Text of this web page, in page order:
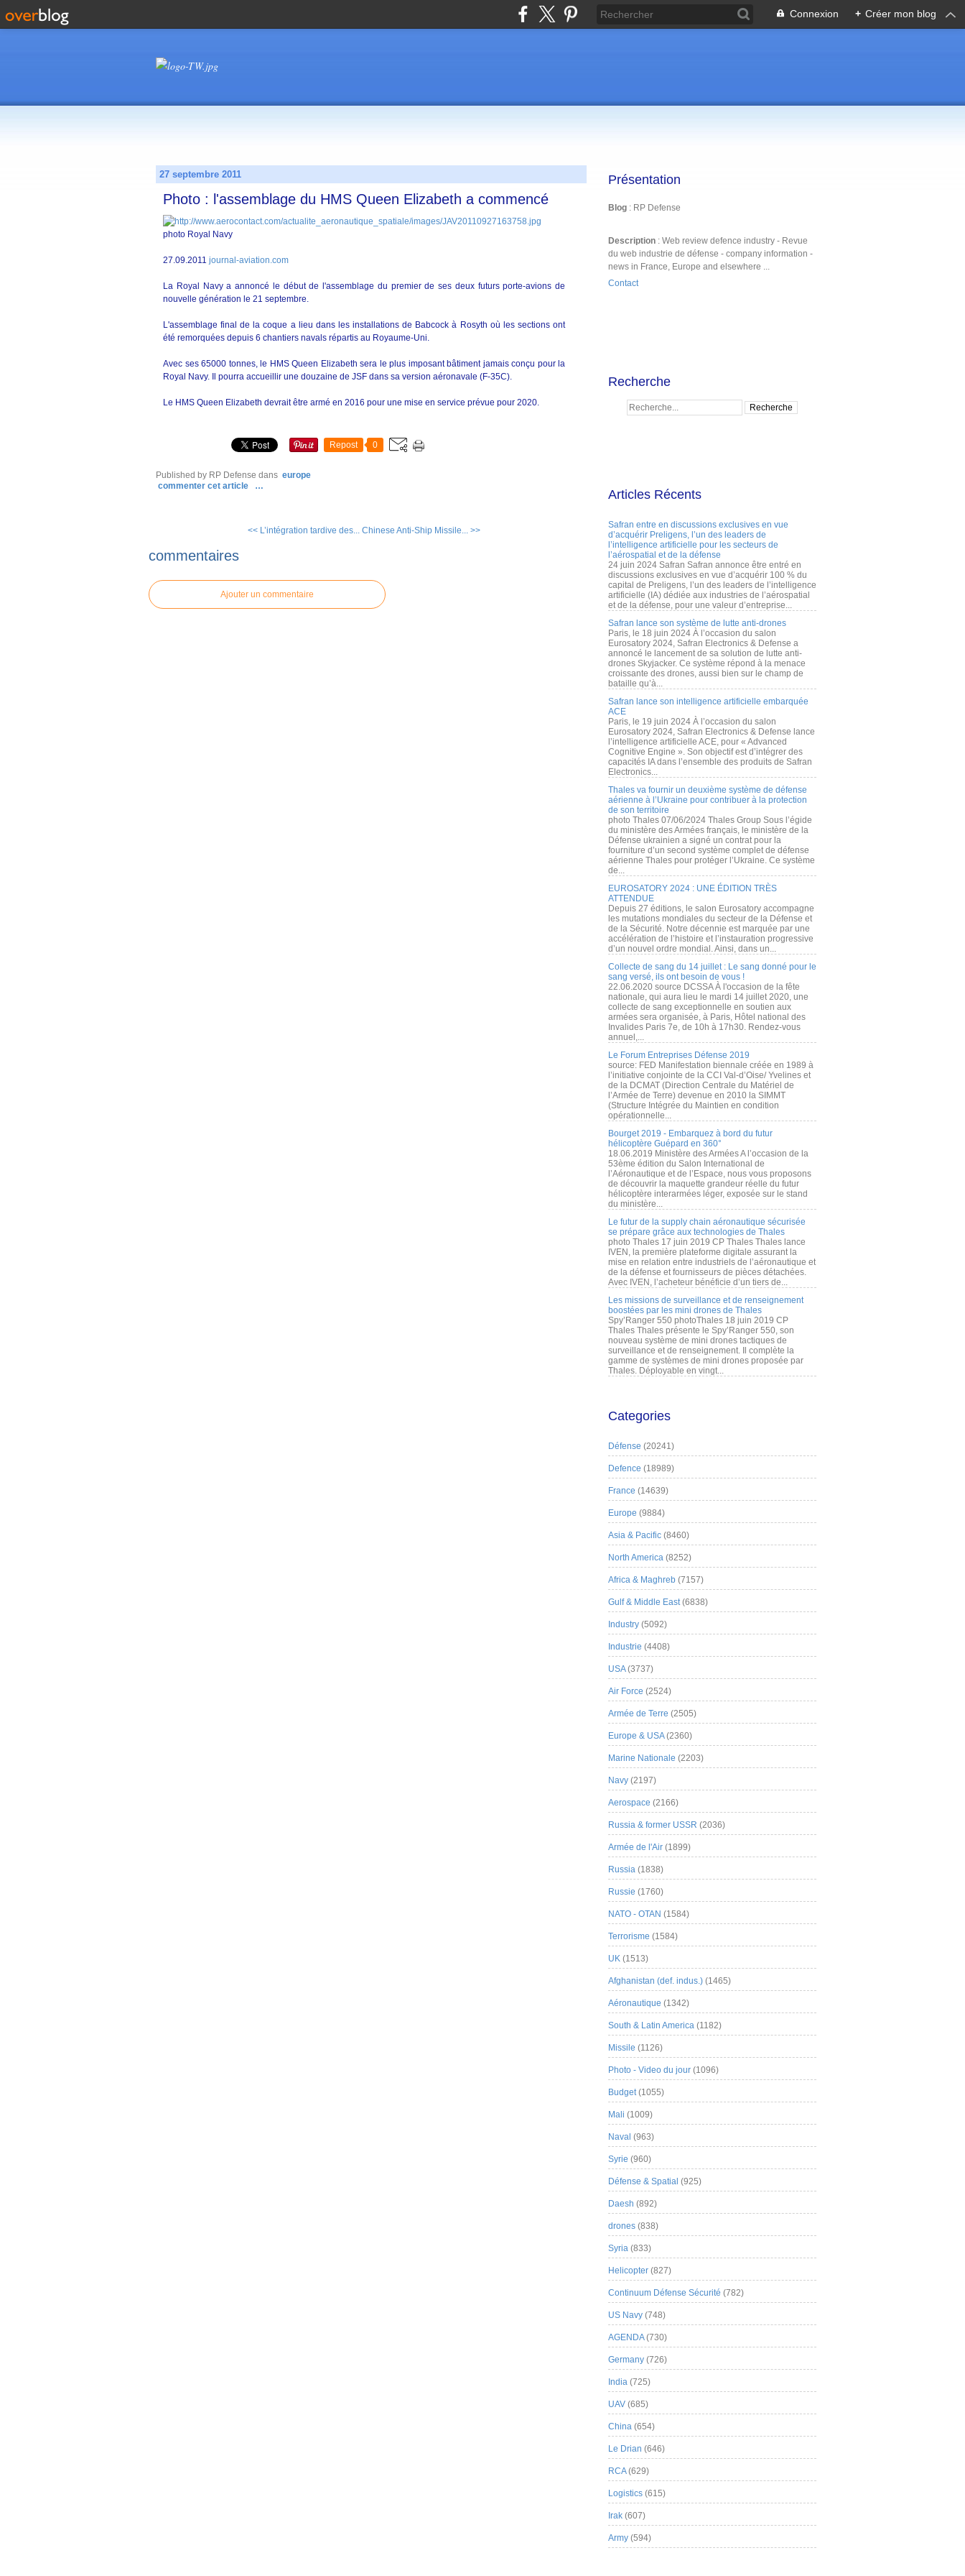
Connexion + Créer mon blog
27 septembre 2011
Photo : l'assemblage du HMS Queen Elizabeth a commencé
photo Royal Navy
27.09.2011 journal-aviation.com
La Royal Navy a annoncé le début de l'assemblage du premier de ses deux futurs porte-avions de
nouvelle génération le 21 septembre.
L'assemblage final de la coque a lieu dans les installations de Babcock à Rosyth où les sections ont
été remorquées depuis 6 chantiers navals répartis au Royaume-Uni.
Avec ses 65000 tonnes, le HMS Queen Elizabeth sera le plus imposant bâtiment jamais conçu pour la
Royal Navy. Il pourra accueillir une douzaine de JSF dans sa version aéronavale (F-35C).
Le HMS Queen Elizabeth devrait être armé en 2016 pour une mise en service prévue pour 2020.
Repost 0
Published by RP Defense dans europe
commenter cet article
…
<< L’intégration tardive des... Chinese Anti-Ship Missile... >>
commentaires
Ajouter un commentaire
Présentation
Blog : RP Defense
Description : Web review defence industry - Revue
du web industrie de défense - company information -
news in France, Europe and elsewhere ...
Contact
Recherche
Articles Récents
Safran entre en discussions exclusives en vue
d’acquérir Preligens, l’un des leaders de
l’intelligence artificielle pour les secteurs de
l’aérospatial et de la défense
24 juin 2024 Safran Safran annonce être entré en
discussions exclusives en vue d’acquérir 100 % du
capital de Preligens, l’un des leaders de l’intelligence
artificielle (IA) dédiée aux industries de l’aérospatial
et de la défense, pour une valeur d’entreprise...
Safran lance son système de lutte anti-drones
Paris, le 18 juin 2024 À l’occasion du salon
Eurosatory 2024, Safran Electronics & Defense a
annoncé le lancement de sa solution de lutte anti-
drones Skyjacker. Ce système répond à la menace
croissante des drones, aussi bien sur le champ de
bataille qu’à...
Safran lance son intelligence artificielle embarquée
ACE
Paris, le 19 juin 2024 À l’occasion du salon
Eurosatory 2024, Safran Electronics & Defense lance
l’intelligence artificielle ACE, pour « Advanced
Cognitive Engine ». Son objectif est d’intégrer des
capacités IA dans l’ensemble des produits de Safran
Electronics...
Thales va fournir un deuxième système de défense
aérienne à l’Ukraine pour contribuer à la protection
de son territoire
photo Thales 07/06/2024 Thales Group Sous l’égide
du ministère des Armées français, le ministère de la
Défense ukrainien a signé un contrat pour la
fourniture d’un second système complet de défense
aérienne Thales pour protéger l’Ukraine. Ce système
de...
EUROSATORY 2024 : UNE ÉDITION TRÈS
ATTENDUE
Depuis 27 éditions, le salon Eurosatory accompagne
les mutations mondiales du secteur de la Défense et
de la Sécurité. Notre décennie est marquée par une
accélération de l’histoire et l’instauration progressive
d’un nouvel ordre mondial. Ainsi, dans un...
Collecte de sang du 14 juillet : Le sang donné pour le
sang versé, ils ont besoin de vous !
22.06.2020 source DCSSA À l'occasion de la fête
nationale, qui aura lieu le mardi 14 juillet 2020, une
collecte de sang exceptionnelle en soutien aux
armées sera organisée, à Paris, Hôtel national des
Invalides Paris 7e, de 10h à 17h30. Rendez-vous
annuel,...
Le Forum Entreprises Défense 2019
source: FED Manifestation biennale créée en 1989 à
l’initiative conjointe de la CCI Val-d’Oise/ Yvelines et
de la DCMAT (Direction Centrale du Matériel de
l’Armée de Terre) devenue en 2010 la SIMMT
(Structure Intégrée du Maintien en condition
opérationnelle...
Bourget 2019 - Embarquez à bord du futur
hélicoptère Guépard en 360°
18.06.2019 Ministère des Armées A l’occasion de la
53ème édition du Salon International de
l’Aéronautique et de l’Espace, nous vous proposons
de découvrir la maquette grandeur réelle du futur
hélicoptère interarmées léger, exposée sur le stand
du ministère...
Le futur de la supply chain aéronautique sécurisée
se prépare grâce aux technologies de Thales
photo Thales 17 juin 2019 CP Thales Thales lance
IVEN, la première plateforme digitale assurant la
mise en relation entre industriels de l’aéronautique et
de la défense et fournisseurs de pièces détachées.
Avec IVEN, l’acheteur bénéficie d’un tiers de...
Les missions de surveillance et de renseignement
boostées par les mini drones de Thales
Spy’Ranger 550 photoThales 18 juin 2019 CP
Thales Thales présente le Spy’Ranger 550, son
nouveau système de mini drones tactiques de
surveillance et de renseignement. Il complète la
gamme de systèmes de mini drones proposée par
Thales. Déployable en vingt...
Categories
Défense (20241)
Defence (18989)
France (14639)
Europe (9884)
Asia & Pacific (8460)
North America (8252)
Africa & Maghreb (7157)
Gulf & Middle East(6838)
Industry (5092)
Industrie (4408)
USA(3737)
Air Force (2524)
Armée de Terre (2505)
Europe & USA(2360)
Marine Nationale (2203)
Navy (2197)
Aerospace (2166)
Russia & former USSR (2036)
Armée de l'Air (1899)
Russia (1838)
Russie (1760)
NATO - OTAN (1584)
Terrorisme (1584)
UK (1513)
Afghanistan (def. indus.) (1465)
Aéronautique (1342)
South & Latin America (1182)
Missile (1126)
Photo - Video du jour (1096)
Budget(1055)
Mali (1009)
Naval (963)
Syrie (960)
Défense & Spatial (925)
Daesh (892)
drones (838)
Syria (833)
Helicopter (827)
Continuum Défense Sécurité (782)
US Navy (748)
AGENDA(730)
Germany (726)
India (725)
UAV (685)
China (654)
Le Drian (646)
RCA(629)
Logistics (615)
Irak (607)
Army (594)